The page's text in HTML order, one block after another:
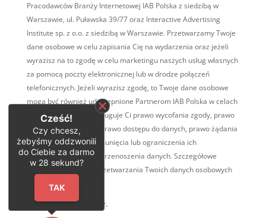
Pracodawców Branży Internetowej IAB Polska z siedzibą w
Warszawie, ul. Puławska 39/77 oraz Interactive Advertising
Institute sp. z o.o. z siedzibą w Warszawie. Przetwarzamy Twoje
dane osobowe w celu zapisania Cię na wydarzenia oraz jeżeli
wyrazisz na to zgodę w celu marketingu naszych usług własnych
za pomocą poczty elektronicznej lub w drodze połączeń
telefonicznych. Jeżeli wyrazisz zgodę, to Twoje dane osobowe
mogą być również udostępnione Partnerom IAB Polska w celach
marketingowych. Przysługuje Ci prawo wycofania zgody, prawo
wniesienia sprzeciwu, prawo dostępu do danych, prawo żądania
ich sprostowania, ich usunięcia lub ograniczenia ich
przetwarzania, prawo przenoszenia danych. Szczegółowe
informacje na temat przetwarzania Twoich danych osobowych
* Pola obowiązkowe.
Cześć!
Czy chcesz,
żebyśmy oddzwonili
do Ciebie za darmo
w 28 sekund?
TAK